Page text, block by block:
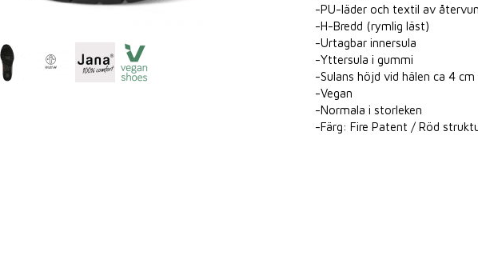
-PU-läder och textil av
-H-Bredd (rymlig läst)
-Urtagbar innersula
-Yttersula i gummi
-Sulans höjd vid hälen ca 4 cm
-Vegan
-Normala i storleken
-Färg: Fire Patent / Röd